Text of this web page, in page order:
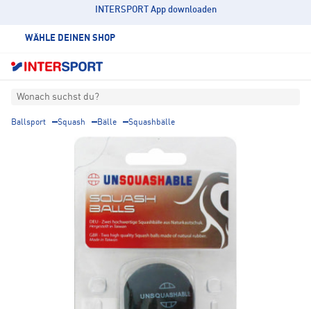
INTERSPORT App downloaden
WÄHLE DEINEN SHOP
Wonach suchst du?
Ballsport Squash Bälle Squashbälle